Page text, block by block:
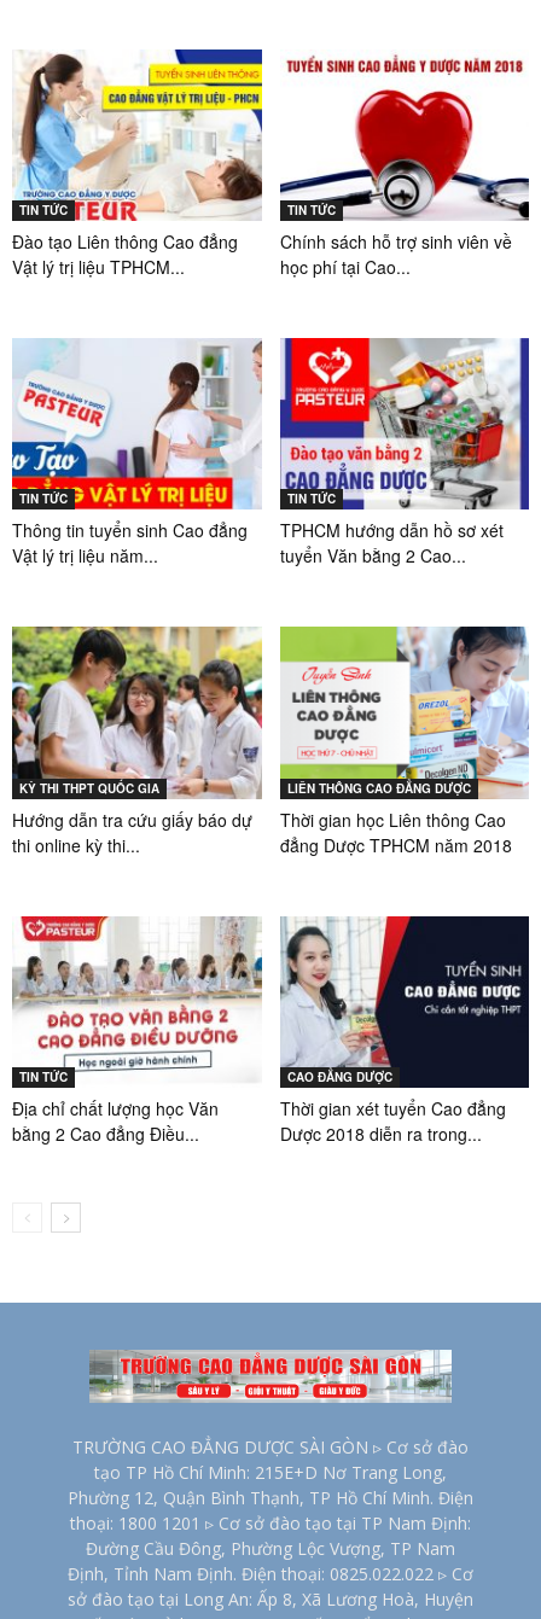
TIN TỨC
Đào tạo Liên thông Cao đẳng
Vật lý trị liệu TPHCM...
TIN TỨC
Chính sách hỗ trợ sinh viên về
học phí tại Cao...
TIN TỨC
Thông tin tuyển sinh Cao đẳng
Vật lý trị liệu năm...
TIN TỨC
TPHCM hướng dẫn hồ sơ xét
tuyển Văn bằng 2 Cao...
KỲ THI THPT QUỐC GIA
Hướng dẫn tra cứu giấy báo dự
thi online kỳ thi...
LIÊN THÔNG CAO ĐẲNG DƯỢC
Thời gian học Liên thông Cao
đẳng Dược TPHCM năm 2018
TIN TỨC
Địa chỉ chất lượng học Văn
bằng 2 Cao đẳng Điều...
CAO ĐẲNG DƯỢC
Thời gian xét tuyển Cao đẳng
Dược 2018 diễn ra trong...
TRƯỜNG CAO ĐẲNG DƯỢC SÀI GÒN ▹ Cơ sở đào
tạo TP Hồ Chí Minh: 215E+D Nơ Trang Long,
Phường 12, Quận Bình Thạnh, TP Hồ Chí Minh. Điện
thoại: 1800 1201 ▹ Cơ sở đào tạo tại TP Nam Định:
Đường Cầu Đông, Phường Lộc Vượng, TP Nam
Định, Tỉnh Nam Định. Điện thoại: 0825.022.022 ▹ Cơ
sở đào tạo tại Long An: Ấp 8, Xã Lương Hoà, Huyện